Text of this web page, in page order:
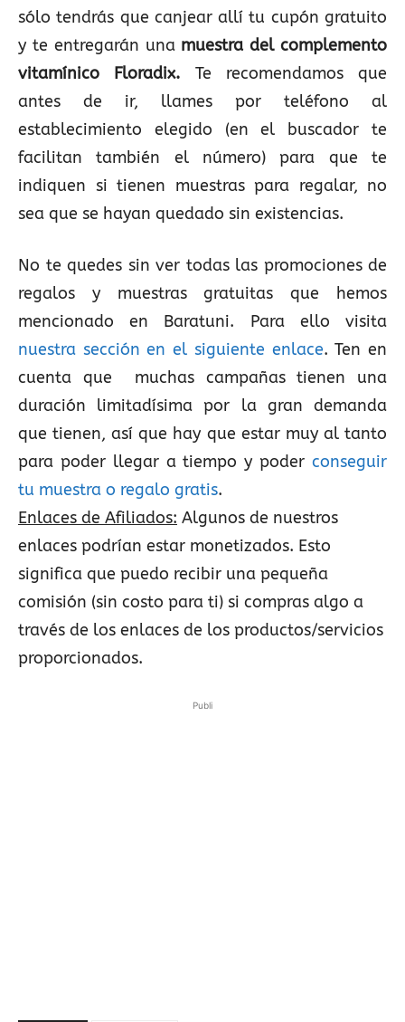
sólo tendrás que canjear allí tu cupón gratuito
y te entregarán una muestra del complemento
vitamínico Floradix. Te recomendamos que
antes de ir, llames por teléfono al
establecimiento elegido (en el buscador te
facilitan también el número) para que te
indiquen si tienen muestras para regalar, no
sea que se hayan quedado sin existencias.
No te quedes sin ver todas las promociones de
regalos y muestras gratuitas que hemos
mencionado en Baratuni. Para ello visita
nuestra sección en el siguiente enlace. Ten en
cuenta que muchas campañas tienen una
duración limitadísima por la gran demanda
que tienen, así que hay que estar muy al tanto
para poder llegar a tiempo y poder conseguir
tu muestra o regalo gratis.
Enlaces de Afiliados: Algunos de nuestros
enlaces podrían estar monetizados. Esto
significa que puedo recibir una pequeña
comisión (sin costo para ti) si compras algo a
través de los enlaces de los productos/servicios
proporcionados.
Publi